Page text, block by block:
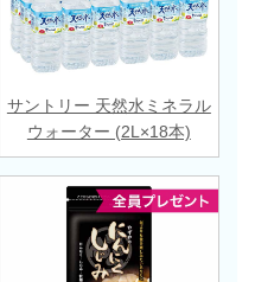
サントリー 天然水ミネラル
ウォーター (2L×18本)